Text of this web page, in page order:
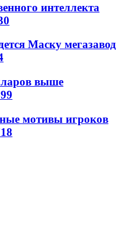
интеллекта
Маску мегазавод
выше
мотивы игроков